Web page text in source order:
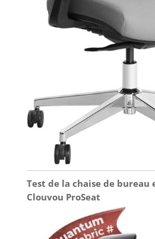
Test de la chaise de bureau
Clouvou ProSeat